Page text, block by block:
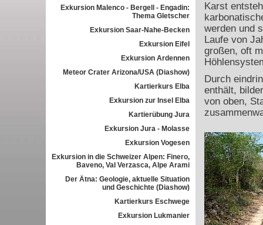
Exkursion Malenco - Bergell - Engadin:
Thema Gletscher
Exkursion Saar-Nahe-Becken
Exkursion Eifel
Exkursion Ardennen
Meteor Crater Arizona/USA (Diashow)
Kartierkurs Elba
Exkursion zur Insel Elba
Kartierübung Jura
Exkursion Jura - Molasse
Exkursion Vogesen
Exkursion in die Schweizer Alpen: Finero,
Baveno, Val Verzasca, Alpe Arami
Der Ätna: Geologie, aktuelle Situation
und Geschichte (Diashow)
Kartierkurs Eschwege
Exkursion Lukmanier
Karst
werden und
Laufe von
großen, oft
Durch
enthält,
von oben,